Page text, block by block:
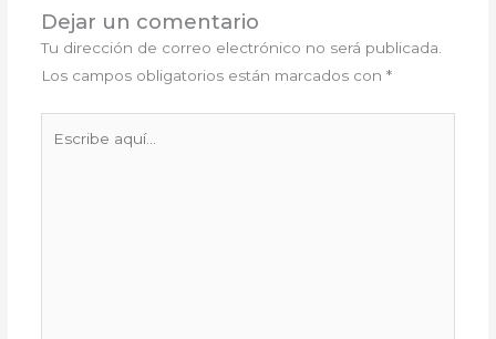
Dejar un comentario
Tu dirección de correo electrónico no será publicada.
Los campos obligatorios están marcados con *